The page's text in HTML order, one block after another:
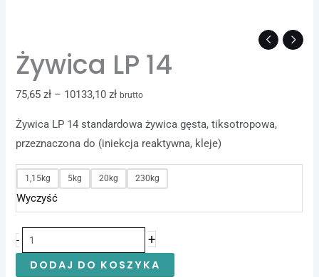
Żywica LP 14
75,65zł – 10133,10zł brutto
Żywica LP 14 standardowa żywica gęsta, tiksotropowa,
przeznaczona do (iniekcja reaktywna, kleje)
1,15kg 5kg 20kg 230kg
Wyczyść
- +
DODAJ DO KOSZYKA